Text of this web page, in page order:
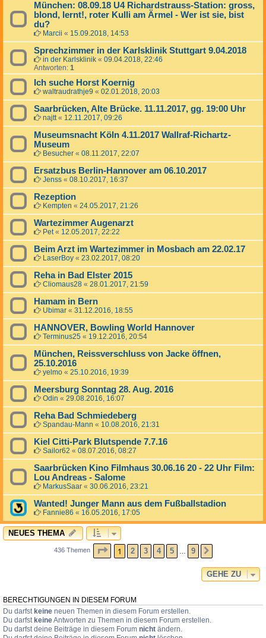
München: 08.09.18 U4 Richardstrauss-Station: gross,
blond, lernt!, roter Kulli am Ärmel - Wer ist sie, bist
du?
Marcii « 15.09.2018, 14:53
Sprechzimmer in der Karlsklinik Stuttgart 9.04.2018
in der Karlsklinik « 09.04.2018, 22:46
Antworten: 1
Ich suche Horst Koernig
waltraudrathje9 « 02.01.2018, 20:03
Saarbrücken, Alte Brücke. 11.11.2017, gg. 19:00 Uhr
najtt« 12.11.2017, 09:26
Museumsnacht Köln 4.11.2017 Wallraf-Richartz-
Museum
Besucher « 08.11.2017, 22:07
Ersatzbus Berlin-Hannover am 06.10.2017
Jenss « 08.10.2017, 16:37
Rezeption
Kempten « 24.05.2017, 21:26
Wartezimmer Augenarzt
Pet« 12.05.2017, 22:22
Beim Arzt im Wartezimmer in Mosbach am 22.02.17
LaserBoy « 23.02.2017, 08:20
Reha in Bad Elster 2015
Cliomaus28 « 28.01.2017, 21:59
Hamam in Bern
Ubimar « 31.12.2016, 18:55
HANNOVER, Bowling World Hannover
Terminus25 « 19.12.2016, 20:54
München, Reissverschluss von Jacke öffnen,
25.10.2016
yelmo « 25.10.2016, 19:39
Meersburg Sonntag 28. Aug. 2016
Odin « 29.08.2016, 16:07
Reha Bad Schmiedeberg
Spandau-Mann « 10.08.2016, 21:31
Kiel Citti-Park Blutspende 7.7.16
Sailor62 « 08.07.2016, 08:27
Saarbrücken Kino Filmhaus 30.06.16 20 - 22 Uhr Film:
Lou Andreas - Salome
MarkusSaar « 30.06.2016, 23:21
Wanted! Junger Mann aus dem Fußballstadion
Fannie86 « 16.05.2016, 17:05
NEUES THEMA
436 Themen SEITE1 VON9
1 2 3 4 5 9
GEHE ZU
BERECHTIGUNGEN IN DIESEM FORUM
Du darfst keine neuen Themen in diesem Forum erstellen.
Du darfst keineAntworten zu Themen in diesem Forum erstellen.
Du darfst deine Beiträge in diesem Forum nicht ändern.